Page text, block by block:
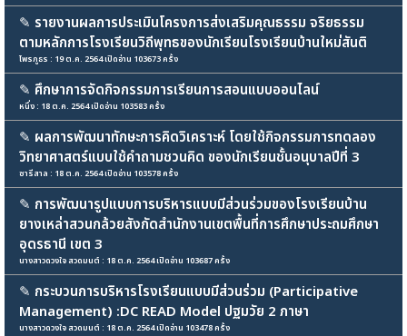
✎ รายงานผลการประเมินโครงการส่งเสริมคุณธรรม จริยธรรม
ตามหลักการโรงเรียนวิถีพุทธของนักเรียนโรงเรียนบ้านใหม่สันติ
ไพรภูธร : 19 ต.ค. 2564 เปิดอ่าน 103673 ครั้ง
✎ ศึกษาการจัดกิจกรรมการเรียนการสอนแบบออนไลน์
หนึ่ง : 18 ต.ค. 2564 เปิดอ่าน 103583 ครั้ง
✎ ผลการพัฒนาทักษะการคิดวิเคราะห์ โดยใช้กิจกรรมการทดลอง
วิทยาศาสตร์แบบใช้คำถามชวนคิด ของนักเรียนชั้นอนุบาลปีที่ 3
ซารีสาล : 18 ต.ค. 2564 เปิดอ่าน 103578 ครั้ง
✎ การพัฒนารูปแบบการบริหารแบบมีส่วนร่วมของโรงเรียนบ้าน
ยางเหล่าสวนกล้วยสังกัดสำนักงานเขตพื้นที่การศึกษาประถมศึกษา
อุดรธานี เขต 3
นางสาวดวงใจ สวดมนต์ : 18 ต.ค. 2564 เปิดอ่าน 103687 ครั้ง
✎ กระบวนการบริหารโรงเรียนแบบมีส่วนร่วม (Participative
Management) :DC READ Model ปฐมวัย 2 ภาษา
นางสาวดวงใจ สวดมนต์ : 18 ต.ค. 2564 เปิดอ่าน 103478 ครั้ง